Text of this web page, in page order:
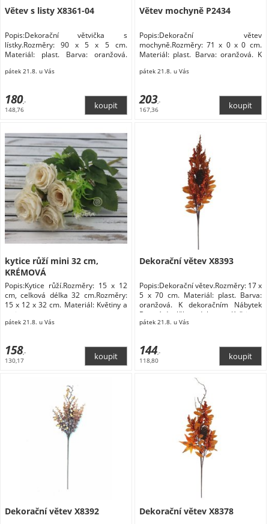
Větev s listy X8361-04
Popis:Dekorační větvička s
lístky.Rozměry: 90 x 5 x 5 cm.
Materiál: plast. Barva: oranžová.
pátek 21.8. u Vás
180,-
148,76
Větev mochyně P2434
Popis:Dekorační větev
mochyně.Rozměry: 71 x 0 x 0 cm.
Materiál: plast. Barva: oranžová. K
a dekorace Květiny a stojany Květiny
pátek 21.8. u Vás
203,-
167,36
kytice růží mini 32 cm,
KRÉMOVÁ
Popis:Kytice růží.Rozměry: 15 x 12
cm, celková délka 32 cm.Rozměry:
15 x 12 x 32 cm. Materiál: Květiny a
stojany
pátek 21.8. u Vás
158,-
130,17
Dekorační větev X8393
Popis:Dekorační větev.Rozměry: 17 x
5 x 70 cm. Materiál: plast. Barva:
oranžová. K dekoračním Nábytek
Bytové doplňky a dekorace Květiny a
stojany Květiny
pátek 21.8. u Vás
144,-
118,80
Dekorační větev X8392 Dekorační větev X8378